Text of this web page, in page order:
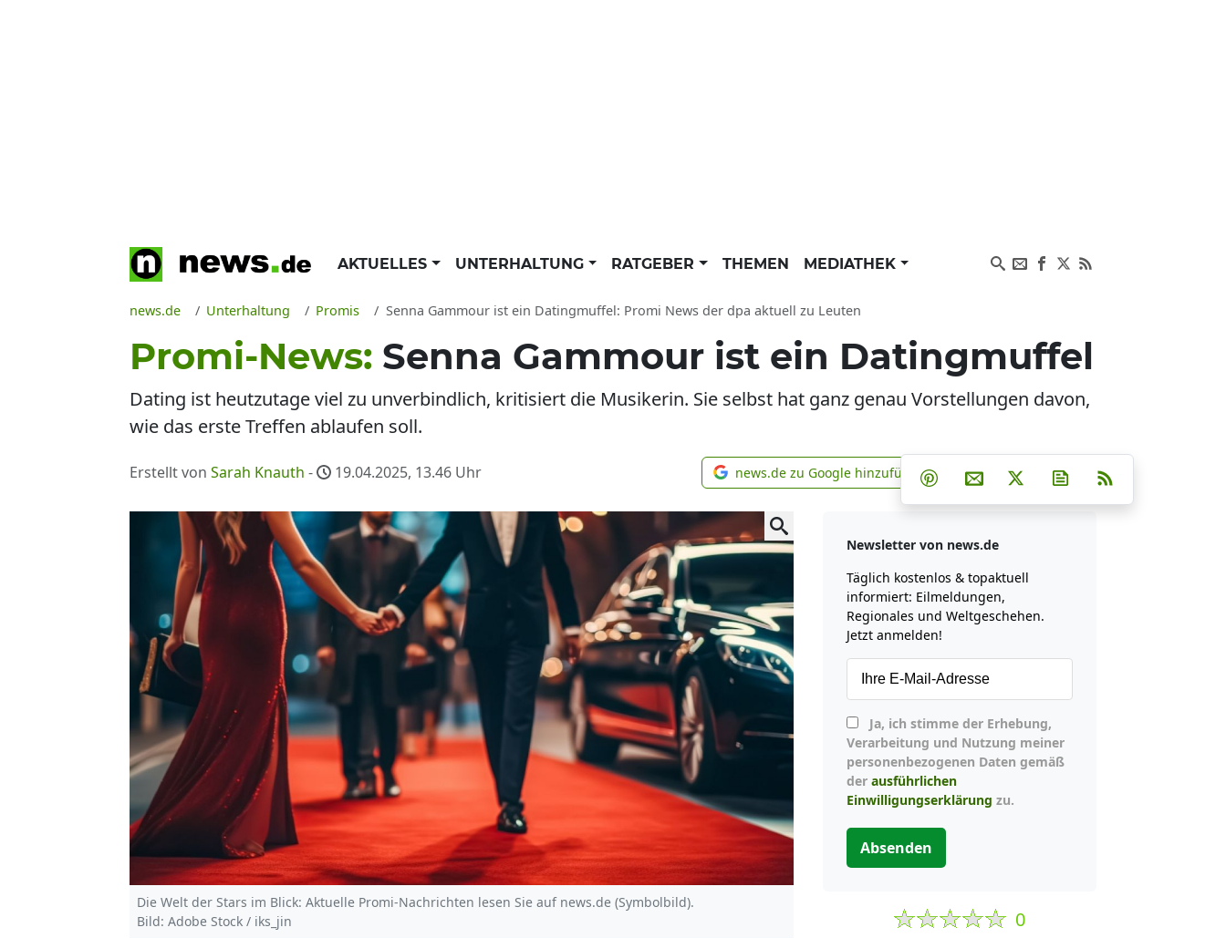
AKTUELLES UNTERHALTUNG RATGEBER THEMEN MEDIATHEK
news.de Unterhaltung Promis Senna Gammour ist ein Datingmuffel: Promi News der dpa aktuell zu Leuten
Promi-News: Senna Gammour ist ein Datingmuffel
Dating ist heutzutage viel zu unverbindlich, kritisiert die Musikerin. Sie selbst hat ganz genau Vorstellungen davon,
wie das erste Treffen ablaufen soll.
Erstellt von Sarah Knauth - 19.04.2025, 13.46 Uhr news.de zu Google hinzufügen
news.de zu Google hinzufügen Teilen auf Facebook
Teilen auf Whatsapp
Teilen auf Telegram
Teilen auf Pinterest
Per E-Mail teilen
Post auf XNewsletter
Die Welt der Stars im Blick: Aktuelle Promi-Nachrichten lesen Sie auf news.de (Symbolbild).
Bild: Adobe Stock / iks_jin
Newsletter von news.de
Täglich kostenlos & topaktuell
informiert: Eilmeldungen,
Regionales und Weltgeschehen.
Jetzt anmelden!
Verarbeitung und Nutzung meiner
personenbezogenen Daten gemäß
der ausführlichen
Einwilligungserklärung zu.
Absenden
0